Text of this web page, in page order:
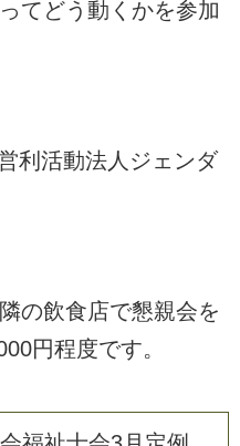
てどう動くかを参加
利活動法人ジェンダ
の飲食店で懇親会を
円程度です。